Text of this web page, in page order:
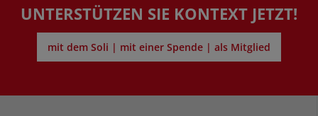
UNTERSTÜTZEN SIE KONTEXT JETZT!
mit dem Soli | mit einer Spende | als Mitglied